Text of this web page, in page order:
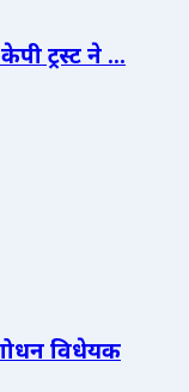
ट्रस्ट ने ...
विधेयक